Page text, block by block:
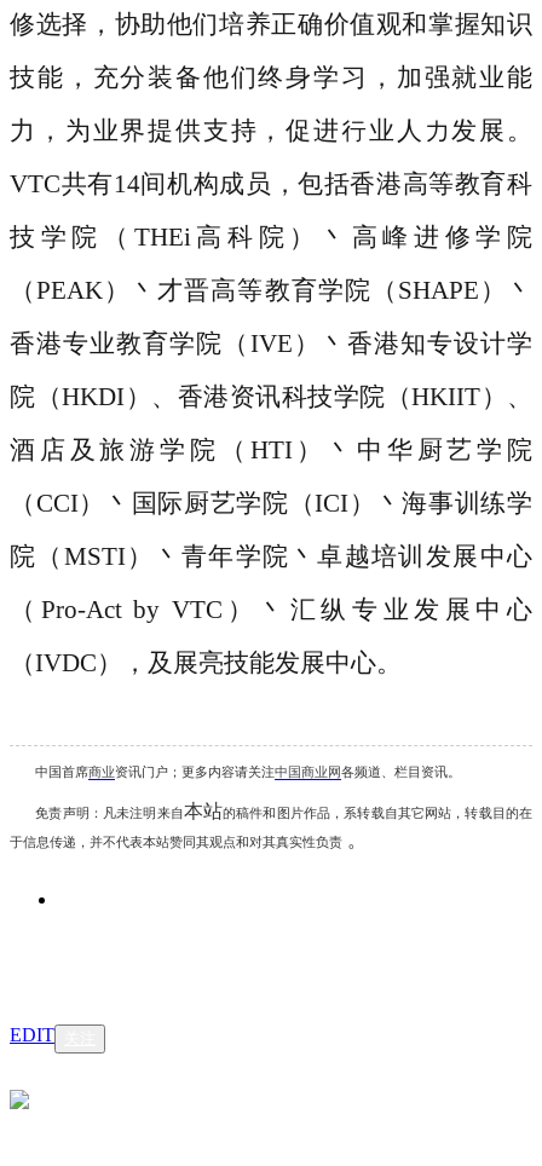
修选择，协助他们培养正确价值观和掌握知识
技能，充分装备他们终身学习，加强就业能
力，为业界提供支持，促进行业人力发展。
VTC共有14间机构成员，包括香港高等教育科
技学院（THEi高科院）丶高峰进修学院
（PEAK）丶才晋高等教育学院（SHAPE）丶
香港专业教育学院（IVE）丶香港知专设计学
院（HKDI）、香港资讯科技学院（HKIIT）、
酒店及旅游学院（HTI）丶中华厨艺学院
（CCI）丶国际厨艺学院（ICI）丶海事训练学
院（MSTI）丶青年学院丶卓越培训发展中心
（Pro-Act by VTC）丶汇纵专业发展中心
（IVDC），及展亮技能发展中心。
中国首席商业资讯门户；更多内容请关注中国商业网各频道、栏目资讯
免责声明：凡未注明 来自本站的稿件和图片作品，系转载自其它网站，转载目的在
于信息传递，并不代表本站赞同其观点和对其真实性负责 。
EDIT